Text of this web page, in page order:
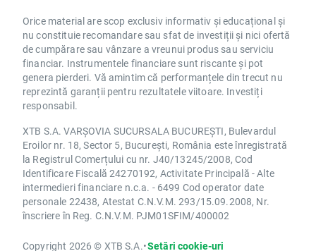
Orice material are scop exclusiv informativ și educațional și
nu constituie recomandare sau sfat de investiții și nici ofertă
de cumpărare sau vânzare a vreunui produs sau serviciu
financiar. Instrumentele financiare sunt riscante și pot
genera pierderi. Vă amintim că performanțele din trecut nu
reprezintă garanții pentru rezultatele viitoare. Investiți
responsabil.
XTB S.A. VARȘOVIA SUCURSALA BUCUREȘTI, Bulevardul
Eroilor nr. 18, Sector 5, București, România este înregistrată
la Registrul Comerțului cu nr. J40/13245/2008, Cod
Identificare Fiscală 24270192, Activitate Principală - Alte
intermedieri financiare n.c.a. - 6499 Cod operator date
personale 22438, Atestat C.N.V.M. 293/15.09.2008, Nr.
înscriere în Reg. C.N.V.M. PJM01SFIM/400002
Copyright 2026 © XTB S.A.•Setări cookie-uri